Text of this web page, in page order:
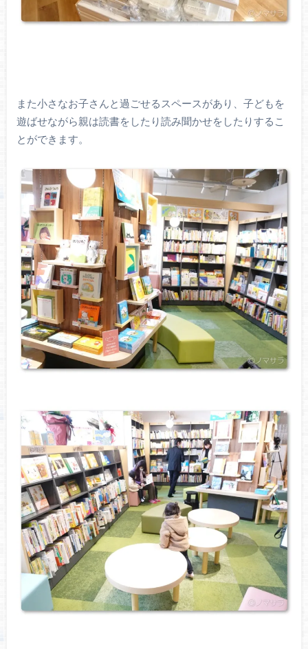
また小さなお子さんと過ごせるスペースがあり、子どもを
遊ばせながら親は読書をしたり読み聞かせをしたりするこ
とができます。